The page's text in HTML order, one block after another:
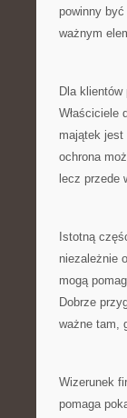
powinny
ważnym
Dla
Właściciele
majątek jest
ochrona
lecz przede
Istotną
niezależnie
mogą
Dobrze
ważne tam,
Wizerunek
pomaga